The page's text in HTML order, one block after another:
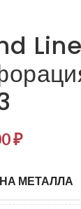
₽
МЕТАЛЛА